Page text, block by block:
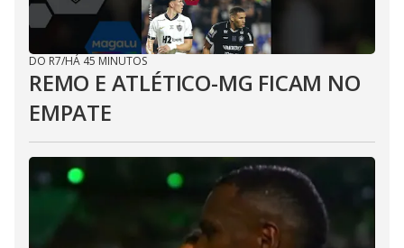
DO R7/HÁ 45 MINUTOS
REMO E ATLÉTICO-MG FICAM NO
EMPATE